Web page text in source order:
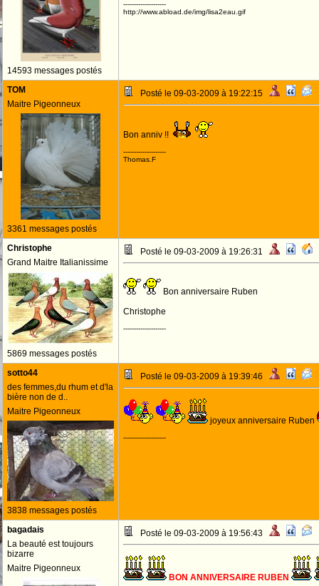
14593 messages postés
--------------------
http://www.abload.de/img/lisa2eau.gif
TOM
Maitre Pigeonneux
3361 messages postés
Posté le 09-03-2009 à 19:22:15
Bon anniv !!
--------------------
Thomas.F
Christophe
Grand Maitre Italianissime
5869 messages postés
Posté le 09-03-2009 à 19:26:31
Bon anniversaire Ruben
Christophe
--------------------
sotto44
des femmes,du rhum et d'la
bière non de d..
Maitre Pigeonneux
3838 messages postés
Posté le 09-03-2009 à 19:39:46
joyeux anniversaire Ruben
--------------------
bagadais
La beauté est toujours
bizarre
Maitre Pigeonneux
Posté le 09-03-2009 à 19:56:43
BON ANNIVERSAIRE RUBEN